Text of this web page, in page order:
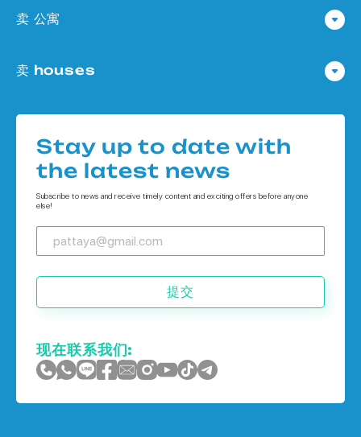
卖 公寓
公寓 在
公寓 在 普吉岛
卖 houses
Houses 在 象岛
Stay up to date with
the latest news
Subscribe to news and receive timely content and exciting offers before anyone
else!
提交
现在联系我们: